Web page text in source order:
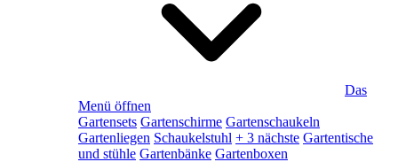
Das
Menü öffnen
Gartensets Gartenschirme Gartenschaukeln
Gartenliegen Schaukelstuhl + 3 nächste Gartentische
und stühle Gartenbänke Gartenboxen